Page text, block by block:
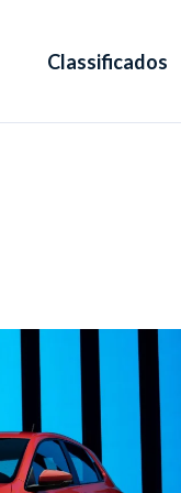
Classificados